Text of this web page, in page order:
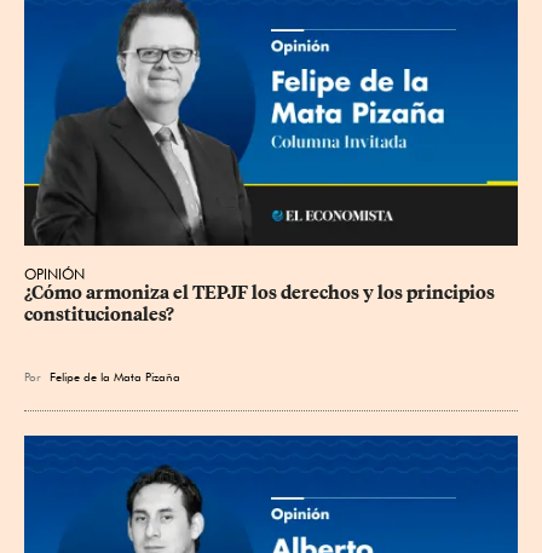
OPINIÓN
¿Cómo armoniza el TEPJF los derechos y los principios
constitucionales?
Por Felipe de la Mata Pizaña